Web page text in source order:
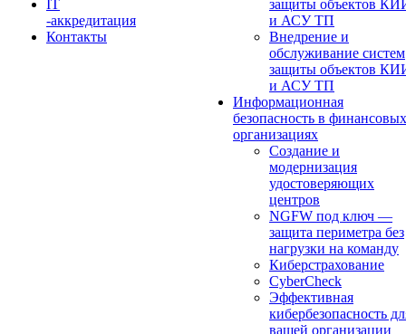
IT
-аккредитация
Контакты
защиты объектов
и АСУ ТП
Внедрение и
обслуживание систем
защиты объектов
и АСУ ТП
Информационная
безопасность в финансовых
организациях
Создание и
модернизация
удостоверяющих
центров
NGFW под ключ —
защита периметра без
нагрузки на команду
Киберстрахование
CyberCheck
Эффективная
кибербезопасность
вашей организации